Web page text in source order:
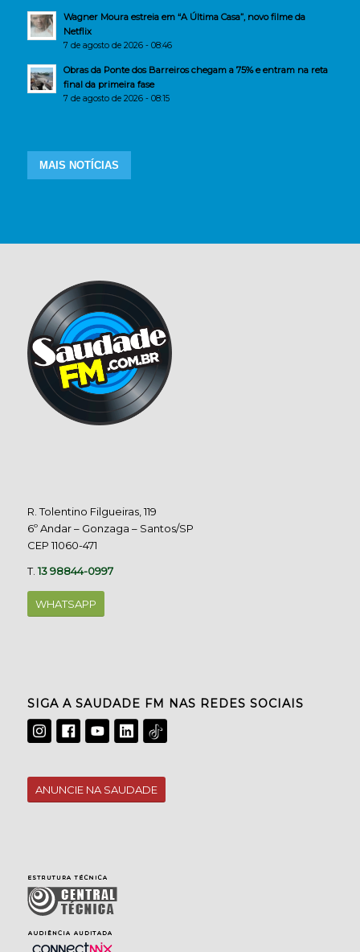
Wagner Moura estreia em “A Última Casa”, novo filme da
Netflix
7 de agosto de 2026 - 08:46
Obras da Ponte dos Barreiros chegam a 75% e entram na reta
final da primeira fase
7 de agosto de 2026 - 08:15
MAIS NOTÍCIAS
R. Tolentino Filgueiras, 119
6º Andar – Gonzaga – Santos/SP
CEP 11060-471
T.13 98844-0997
WHATSAPP
SIGA A SAUDADE FM NAS REDES SOCIAIS
ANUNCIE NA SAUDADE